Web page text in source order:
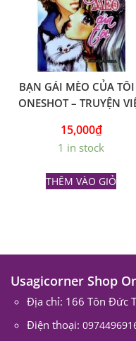
BẠN GÁI MÈO CỦA TÔI
ONESHOT – TRUYỆN
15,000₫
1 in stock
THÊM VÀO GIỎ
Usagicorner Shop
Địa chỉ: 166 Tôn Đức
Điện thoại: